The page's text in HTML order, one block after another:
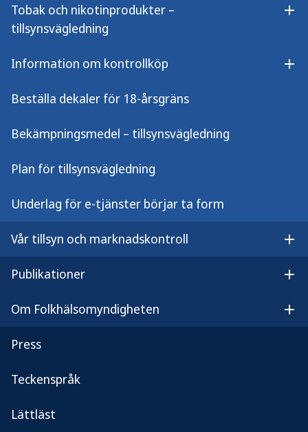
Tobak och nikotinprodukter –
tillsynsvägledning
Information om kontrollköp
Beställa dekaler för 18-årsgräns
Bekämpningsmedel – tillsynsvägledning
Plan för tillsynsvägledning
Underlag för e-tjänster börjar ta form
Vår tillsyn och marknadskontroll
Publikationer
Om Folkhälsomyndigheten
Press
Teckenspråk
Lättläst
Informationsbrev
"Aktuellt om tillsynsvägledning på alkohol- och
tobaksområdet” vänder sig till dig som arbetar på en
kommun, länsstyrelse eller Polismyndigheten med
tillsyn av alkohol, tobaks- och nikotinprodukter.
Anmäl dig till informationsbrev (anpdm.com)